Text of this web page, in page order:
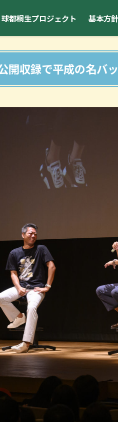
球都桐生プロジェクト 基本方針
開収録で平成の名バ